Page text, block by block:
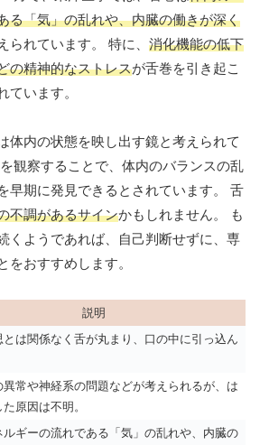
る「気」の乱れや、内臓の働きが深く
られています。 特に、 消化機能の低下
の精神的なストレスが舌巻を引き起こ
ています。
体内の状態を映し出す鏡と考えられて
観察することで、体内のバランスの乱
早期に発見できるとされています。 舌
不調があるサインかもしれません。 も
くようであれば、自己判断せずに、専
をおすすめします。
説明
とは関係なく舌が丸まり、口の中に引っ込ん
異常や神経系の問題などが考えられるが、は
原因は不明。
ルギーの流れである「気」の乱れや、内臓の